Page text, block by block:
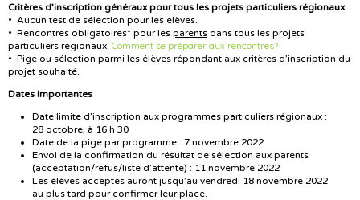
Critères d’inscription généraux pour tous les projets particuliers régionaux
• Aucun test de sélection pour les élèves.
• Rencontres obligatoires* pour les parents dans tous les projets
particuliers régionaux. Comment se préparer aux rencontres?
• Pige ou sélection parmi les élèves répondant aux critères d’inscription du
projet souhaité.
Dates importantes
Date limite d’inscription aux programmes particuliers régionaux :
28 octobre, à 16 h 30
Date de la pige par programme : 7 novembre 2022
Envoi de la confirmation du résultat de sélection aux parents
(acceptation/refus/liste d’attente) : 11 novembre 2022
Les élèves acceptés auront jusqu’au vendredi 18 novembre 2022
au plus tard pour confirmer leur place.